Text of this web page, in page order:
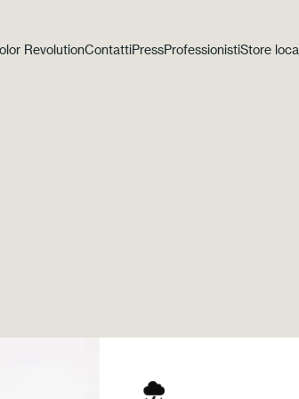
RevolutionContattiPressProfessionistiStore